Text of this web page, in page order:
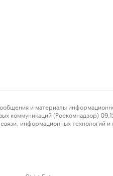
и материалы
коммуникаций (Роскомнадзор)
информационных